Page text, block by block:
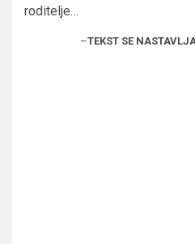
roditelje…
–TEKST SE